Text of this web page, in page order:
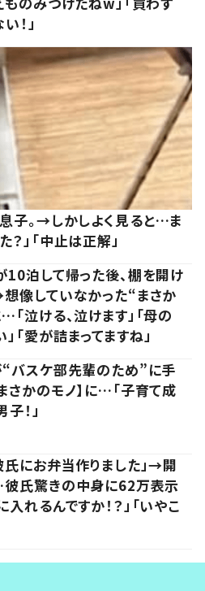
！」
子。→しかしよく見ると…ま
」「中止は正解」
泊して帰った後、棚を開け
像していなかった“まさか
泣ける、泣けます」「母の
「愛が詰まってますね」
バスケ部先輩のため”に手
さかのモノ】に…「子育て成
！」
氏にお弁当作りました」→開
氏驚きの中身に62万表示
入れるんですか！？」「いやこ